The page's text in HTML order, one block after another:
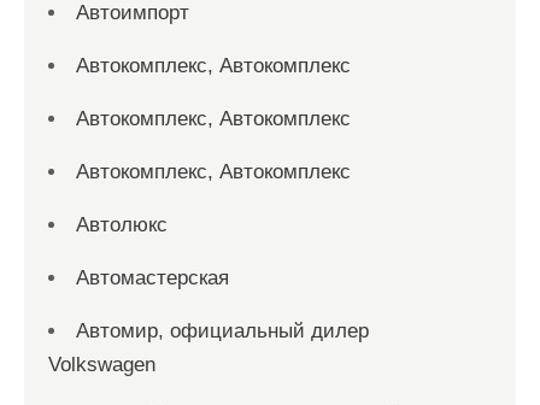
Автоимпорт
Автокомплекс, Автокомплекс
Автокомплекс, Автокомплекс
Автокомплекс, Автокомплекс
Автолюкс
Автомастерская
Автомир, официальный дилер
Volkswagen